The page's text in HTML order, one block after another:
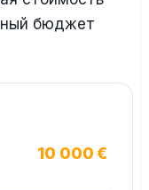
бюджет
10 000 €